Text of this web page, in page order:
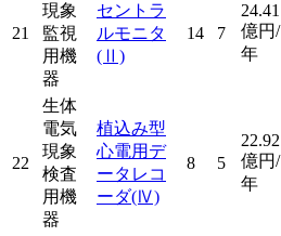
21
現象
監視
用機
器
セントラ
ルモニタ
(Ⅱ)
14 7
24.41
億円/
年
22
生体
電気
現象
検査
用機
器
植込み型
心電用デ
ータレコ
ーダ(Ⅳ)
8 5
22.92
億円/
年